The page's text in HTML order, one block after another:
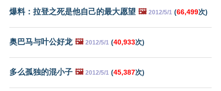
爆料：拉登之死是他自己的最大愿望 🖼️ 2012/5/1 (66,499次)
奥巴马与叶公好龙 🖼️ 2012/5/1 (40,933次)
多么孤独的混小子 🖼️ 2012/5/1 (45,387次)